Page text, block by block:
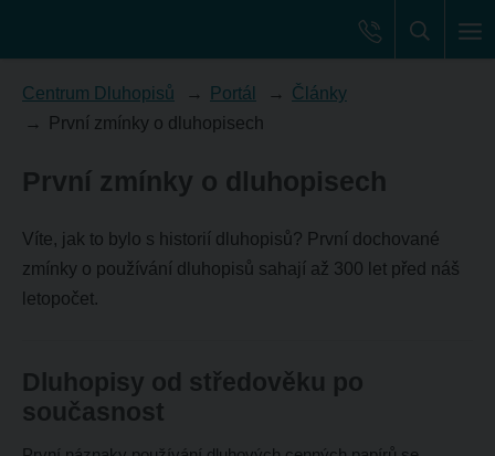
Centrum Dluhopisů Portál
Články
První zmínky o dluhopisech
První zmínky o dluhopisech
Víte, jak to bylo s historií dluhopisů? První dochované
zmínky o používání dluhopisů sahají až 300 let před náš
letopočet.
Dluhopisy od středověku po
současnost